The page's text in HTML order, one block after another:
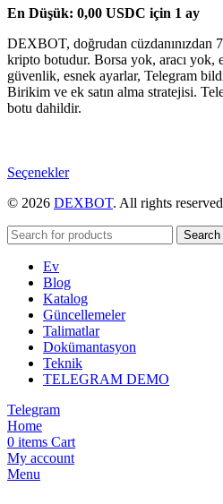
En Düşük: 0,00 USDC için 1 ay
DEXBOT, doğrudan cüzdanınızdan
kripto botudur. Borsa yok, aracı yok,
güvenlik, esnek ayarlar, Telegram
Birikim ve ek satın alma stratejisi.
botu dahildir.
SeçeneklerBu
birden
varyasyonu
ürün
sayfasından
seçilebilir
© 2026 DEXBOT. All rights reserved
Search
Ev
Blog
Katalog
Güncellemeler
Talimatlar
Dokümantasyon
Teknik
TELEGRAM DEMO
Telegram
Home
0 items Cart
My account
Menu